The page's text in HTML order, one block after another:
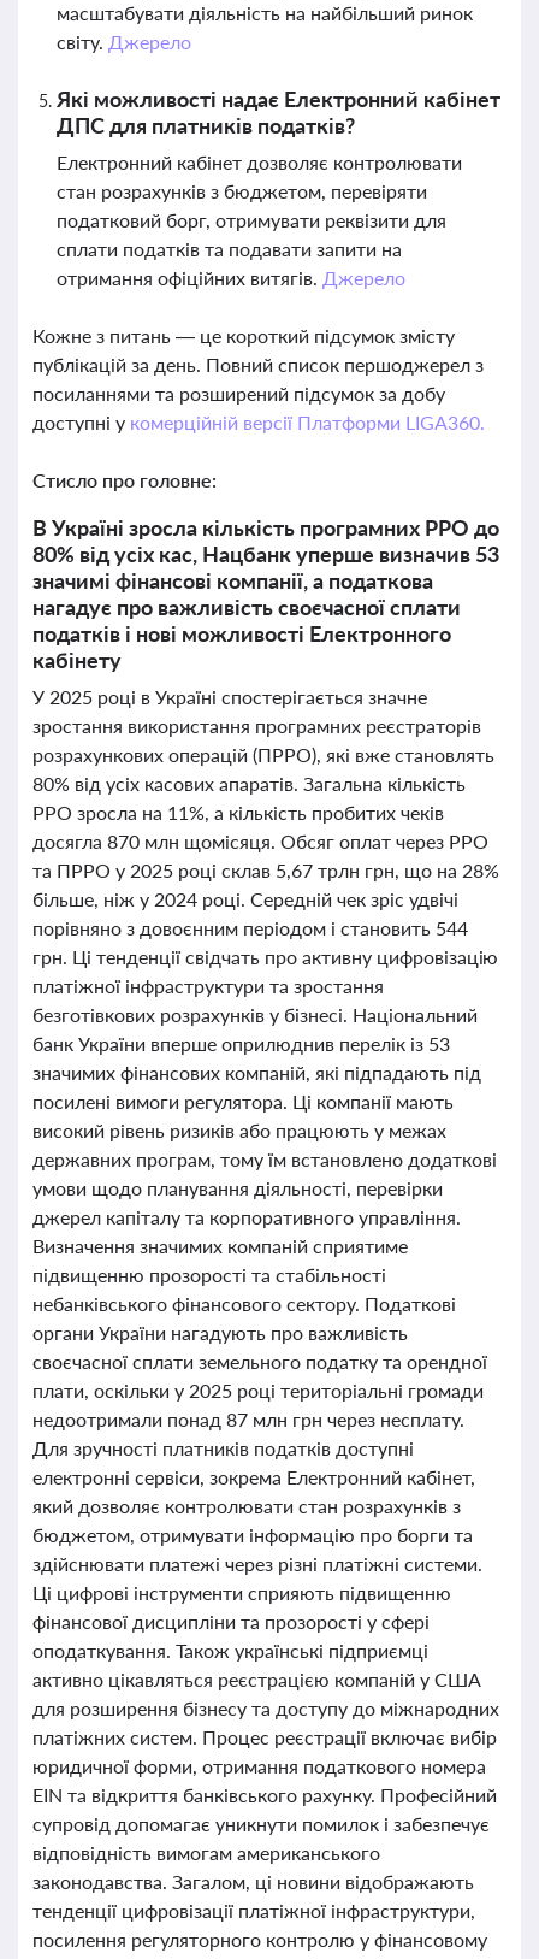
масштабувати діяльність на найбільший ринок
світу. Джерело
Які можливості надає Електронний кабінет
ДПС для платників податків?
Електронний кабінет дозволяє контролювати
стан розрахунків з бюджетом, перевіряти
податковий борг, отримувати реквізити для
сплати податків та подавати запити на
отримання офіційних витягів. Джерело
Кожне з питань — це короткий підсумок змісту
публікацій за день. Повний список першоджерел з
посиланнями та розширений підсумок за добу
доступні у комерційній версії Платформи LIGA360.
Стисло про головне:
В Україні зросла кількість програмних РРО до
80% від усіх кас, Нацбанк уперше визначив 53
значимі фінансові компанії, а податкова
нагадує про важливість своєчасної сплати
податків і нові можливості Електронного
кабінету
У 2025 році в Україні спостерігається значне
зростання використання програмних реєстраторів
розрахункових операцій (ПРРО), які вже становлять
80% від усіх касових апаратів. Загальна кількість
РРО зросла на 11%, а кількість пробитих чеків
досягла 870 млн щомісяця. Обсяг оплат через РРО
та ПРРО у 2025 році склав 5,67 трлн грн, що на 28%
більше, ніж у 2024 році. Середній чек зріс удвічі
порівняно з довоєнним періодом і становить 544
грн. Ці тенденції свідчать про активну цифровізацію
платіжної інфраструктури та зростання
безготівкових розрахунків у бізнесі. Національний
банк України вперше оприлюднив перелік із 53
значимих фінансових компаній, які підпадають під
посилені вимоги регулятора. Ці компанії мають
високий рівень ризиків або працюють у межах
державних програм, тому їм встановлено додаткові
умови щодо планування діяльності, перевірки
джерел капіталу та корпоративного управління.
Визначення значимих компаній сприятиме
підвищенню прозорості та стабільності
небанківського фінансового сектору. Податкові
органи України нагадують про важливість
своєчасної сплати земельного податку та орендної
плати, оскільки у 2025 році територіальні громади
недоотримали понад 87 млн грн через несплату.
Для зручності платників податків доступні
електронні сервіси, зокрема Електронний кабінет,
який дозволяє контролювати стан розрахунків з
бюджетом, отримувати інформацію про борги та
здійснювати платежі через різні платіжні системи.
Ці цифрові інструменти сприяють підвищенню
фінансової дисципліни та прозорості у сфері
оподаткування. Також українські підприємці
активно цікавляться реєстрацією компаній у США
для розширення бізнесу та доступу до міжнародних
платіжних систем. Процес реєстрації включає вибір
юридичної форми, отримання податкового номера
EIN та відкриття банківського рахунку. Професійний
супровід допомагає уникнути помилок і забезпечує
відповідність вимогам американського
законодавства. Загалом, ці новини відображають
тенденції цифровізації платіжної інфраструктури,
посилення регуляторного контролю у фінансовому